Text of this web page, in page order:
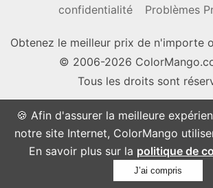
🍪 Afin d'assurer la meilleure
notre site Internet, ColorMango
En savoir plus sur la politique de
J’ai compris
confidentialité
Problèmes
Obtenez le meilleur prix de n'importe
© 2006-2026
Tous les droits sont